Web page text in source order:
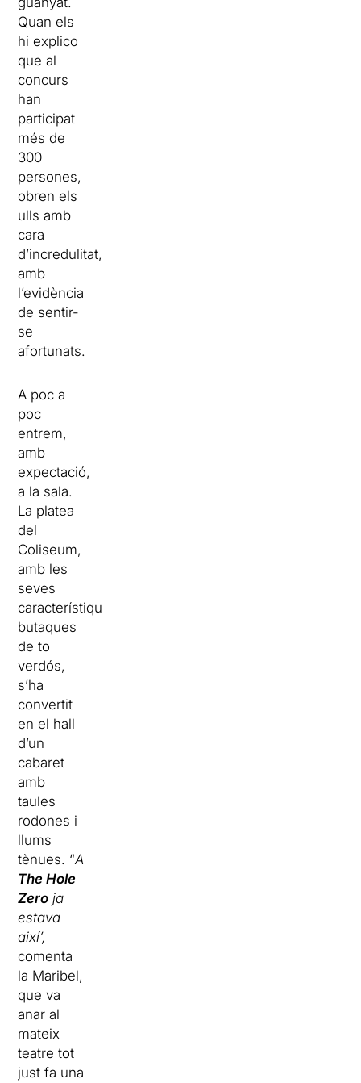
Quan els
hi explico
que al
concurs
han
participat
més de
300
persones,
obren els
ulls amb
cara
d’incredulitat,
amb
l’evidència
de sentir-
se
afortunats.
A poc a
poc
entrem,
amb
expectació,
a la sala.
La platea
del
Coliseum,
amb les
seves
característiques
butaques
de to
verdós,
s’ha
convertit
en el hall
d’un
cabaret
amb
taules
rodones i
llums
tènues. “A
The Hole
Zero ja
estava
així’,
comenta
la Maribel,
que va
anar al
mateix
teatre tot
just fa una